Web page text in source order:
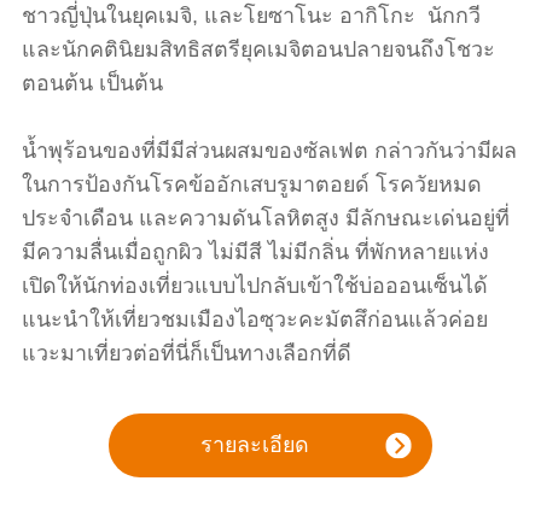
ชาวญี่ปุ่นในยุคเมจิ, และโยซาโนะ อากิโกะ นักกวี
และนักคตินิยมสิทธิสตรียุคเมจิตอนปลายจนถึงโชวะ
ตอนต้น เป็นต้น
น้ำพุร้อนของที่มีมีส่วนผสมของซัลเฟต กล่าวกันว่ามีผล
ในการป้องกันโรคข้ออักเสบรูมาตอยด์ โรควัยหมด
ประจำเดือน และความดันโลหิตสูง มีลักษณะเด่นอยู่ที่
มีความลื่นเมื่อถูกผิว ไม่มีสี ไม่มีกลิ่น ที่พักหลายแห่ง
เปิดให้นักท่องเที่ยวแบบไปกลับเข้าใช้บ่อออนเซ็นได้
แนะนำให้เที่ยวชมเมืองไอซุวะคะมัตสึก่อนแล้วค่อย
แวะมาเที่ยวต่อที่นี่ก็เป็นทางเลือกที่ดี
รายละเอียด